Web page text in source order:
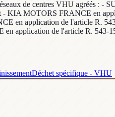
de centres VHU agréés :
- KIA MOTORS FRANCE en
en application de l'article R.
application de l'article R. 543-
Déchet spécifique - VHU